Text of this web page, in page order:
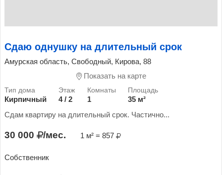
Сдаю однушку на длительный срок
Амурская область, Свободный, Кирова, 88
Показать на карте
Кирпичный 4 / 2 1
35 м²
Сдам квартиру на длительный срок. Частично...
30 000 /мес. 1 м² = 857
Собственник